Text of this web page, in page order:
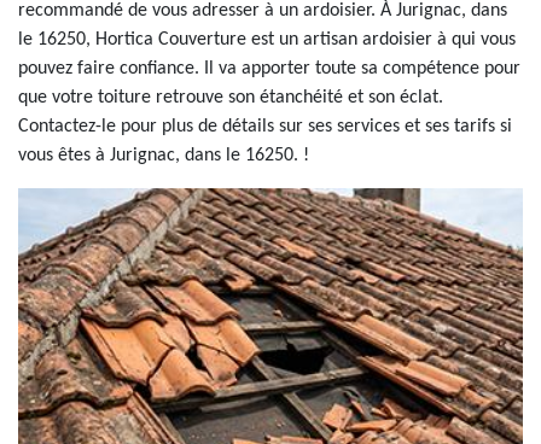
recommandé de vous adresser à un ardoisier. À Jurignac, dans
le 16250, Hortica Couverture est un artisan ardoisier à qui vous
pouvez faire confiance. Il va apporter toute sa compétence pour
que votre toiture retrouve son étanchéité et son éclat.
Contactez-le pour plus de détails sur ses services et ses tarifs si
vous êtes à Jurignac, dans le 16250. !